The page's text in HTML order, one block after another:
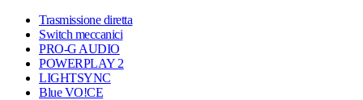
Trasmissione diretta
Switch meccanici
PRO-G AUDIO
POWERPLAY 2
LIGHTSYNC
Blue VO!CE